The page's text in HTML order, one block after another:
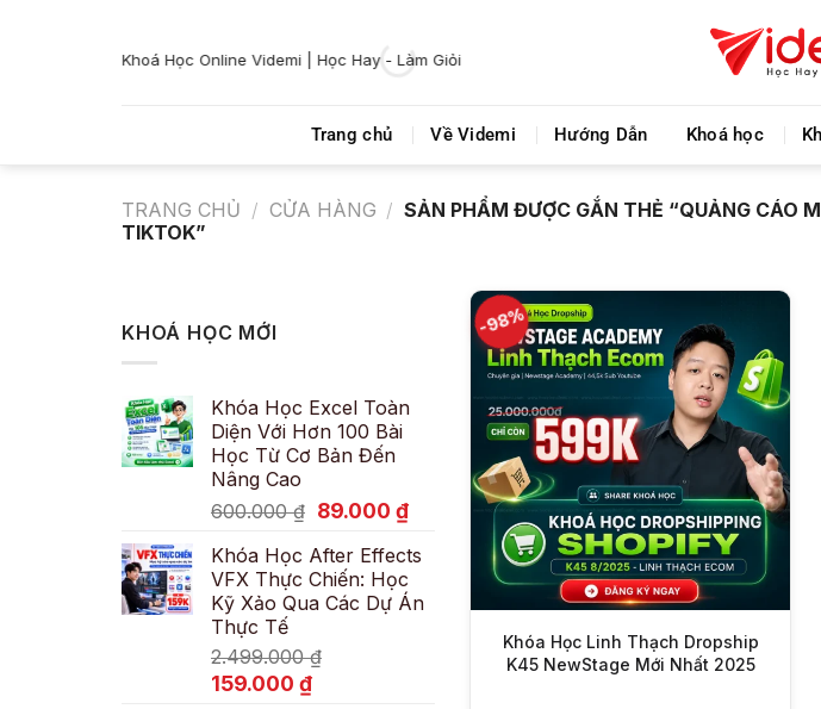
Khoá Học Online Videmi | Học Hay - Làm Giỏi Videmi giúp bạn
Trang chủ Về Videmi Hướng Dẫn Khoá học
TRANG CHỦ / CỬA HÀNG / SẢN PHẨM ĐƯỢC GẮN THẺ “QUẢNG CÁO
TIKTOK”
KHOÁ HỌC MỚI
Khóa Học Excel Toàn
Diện Với Hơn 100 Bài
Học Từ Cơ Bản Đến
Nâng Cao
600.000₫ Giá
là:
600.000 ₫.
89.000 ₫Giá
tại
là:
89.000 ₫.
Khóa Học After Effects
VFX Thực Chiến: Học
Kỹ Xảo Qua Các Dự Án
Thực Tế
2.499.000₫
Giá
159.000 ₫Giá
-98%
+
Khóa Học Linh Thạch Dropship
K45 NewStage Mới Nhất 2025